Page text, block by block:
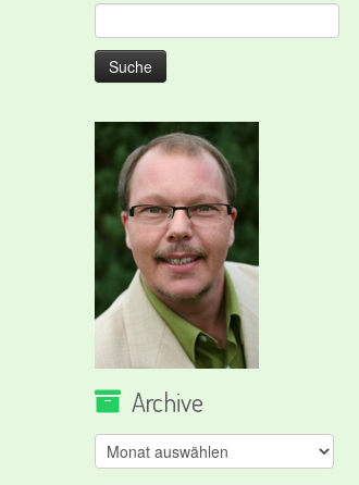
Suche
nach:
Archive
Archive